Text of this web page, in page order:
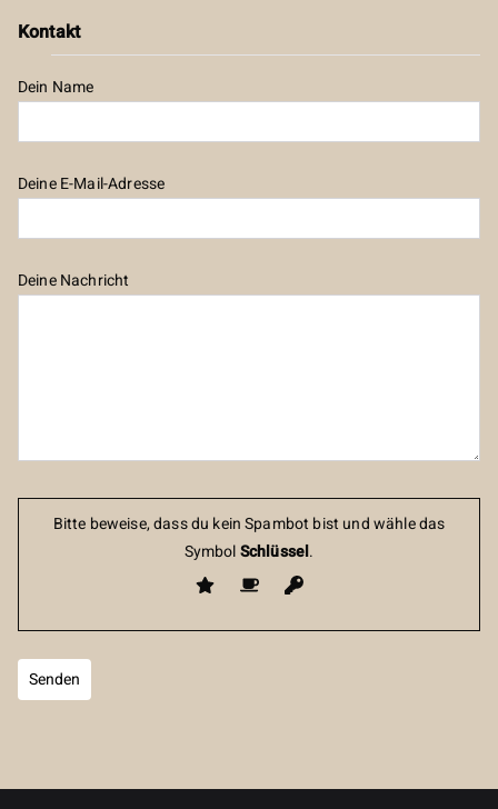
Kontakt
Dein Name
Deine E-Mail-Adresse
Deine Nachricht
Bitte beweise, dass du kein Spambot bist und wähle das
SymbolSchlüssel.